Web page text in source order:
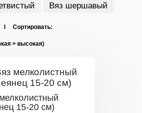
Вяз шершавый
I Сортировать:
15-20 см)